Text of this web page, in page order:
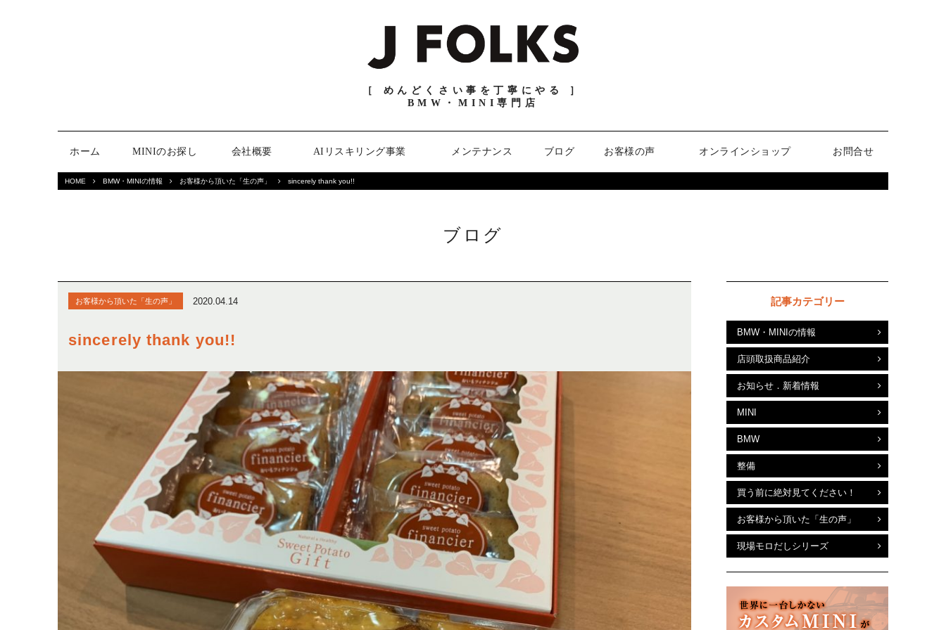
［ めんどくさい事を丁寧にやる ］
BMW・MINI専門店
ホーム MINIのお探し 会社概要 AIリスキリング事業 メンテナンス ブログ お客様の声 オンラインショップ お問合せ
HOME BMW・MINIの情報 お客様から頂いた「生の声」 sincerely thank you!!
ブログ
お客様から頂いた「生の声」 2020.04.14
sincerely thank you!!
記事カテゴリー
BMW・MINIの情報
店頭取扱商品紹介
お知らせ．新着情報
MINI
BMW
整備
買う前に絶対見てください！
お客様から頂いた「生の声」
現場モロだしシリーズ